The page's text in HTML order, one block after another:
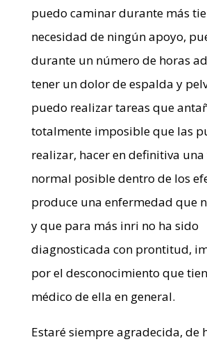
puedo caminar durante más
necesidad de ningún apoyo,
durante un número de horas
tener un dolor de espalda y
puedo realizar tareas que
totalmente imposible que las
realizar, hacer en definitiva
normal posible dentro de los
produce una enfermedad que
y que para más inri no ha sido
diagnosticada con prontitud,
por el desconocimiento que
médico de ella en general.
Estaré siempre agradecida, de